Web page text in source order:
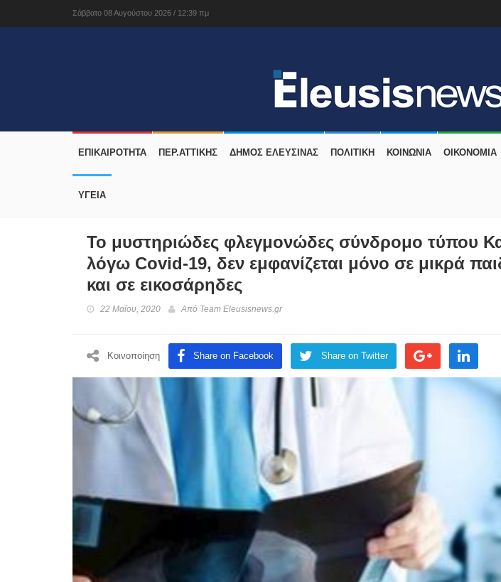
Σάββατο 08 Αυγούστου 2026 / 12:39 πμ
ΕΠΙΚΑΙΡΟΤΗΤΑ ΠΕΡ.ΑΤΤΙΚΗΣ ΔΉΜΟΣ ΕΛΕΥΣΊΝΑΣ ΠΟΛΙΤΙΚΗ ΚΟΙΝΩΝΙΑ ΟΙΚΟΝΟΜΙΑ
ΥΓΕΙΑ
Το μυστηριώδες φλεγμονώδες σύνδρομο τύπου
λόγω Covid-19, δεν εμφανίζεται μόνο σε μικρά
και σε εικοσάρηδες
22 Μαΐου, 2020 Από Team Eleusisnews.gr
Κοινοποίηση Share on Facebook Share on Twitter